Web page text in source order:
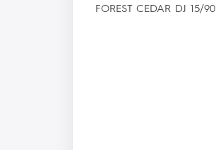
FOREST CEDAR DJ 15/90